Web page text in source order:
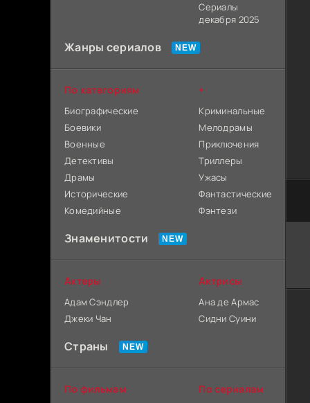
Сериалы
декабря 2025
Жанры сериалов
По категориям
Биографические
Боевики
Военные
Детективы
Драмы
Исторические
Комедийные
+
Криминальные
Мелодрамы
Приключения
Триллеры
Ужасы
Фантастические
Фэнтези
Знаменитости
Актеры
Адам Сэндлер
Джеки Чан
Актрисы
Ана де Армас
Сидни Суини
Страны
По фильмам По сериалам